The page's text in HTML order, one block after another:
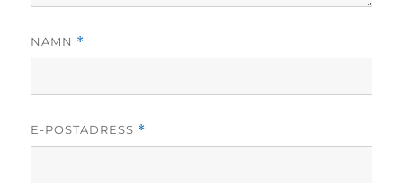
NAMN *
E-POSTADRESS *